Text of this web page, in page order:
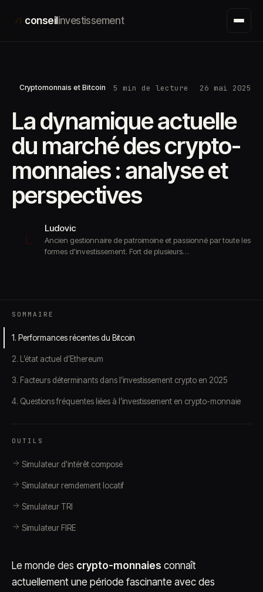
conseilinvestissement
Cryptomonnais et Bitcoin 5 min de lecture 26 mai 2025
La dynamique actuelle
du marché des crypto-
monnaies : analyse et
perspectives
L
Ludovic
Ancien gestionnaire de patroimoine et passionné par toute les
formes d'investissement. Fort de plusieurs…
SOMMAIRE
1. Performances récentes du Bitcoin
2. L’état actuel d’Ethereum
3. Facteurs déterminants dans l’investissement crypto en 2025
4. Questions fréquentes liées à l’investissement en crypto-monnaie
OUTILS
Simulateur d'intérêt composé
Simulateur remdement locatif
Simulateur TRI
Simulateur FIRE
Le monde des crypto-monnaies connaît
actuellement une période fascinante avec des